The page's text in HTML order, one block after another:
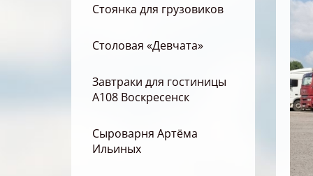
Стоянка для грузовиков
Столовая «Девчата»
Завтраки для гостиницы
А108 Воскресенск
Сыроварня Артёма
Ильиных